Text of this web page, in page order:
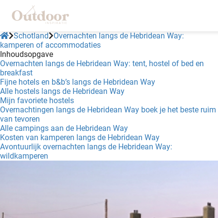
Schotland
Overnachten langs de Hebridean Way:
kamperen of accommodaties
Inhoudsopgave
Overnachten langs de Hebridean Way: tent, hostel of bed en
breakfast
Fijne hotels en b&b’s langs de Hebridean Way
Alle hostels langs de Hebridean Way
Mijn favoriete hostels
Overnachtingen langs de Hebridean Way boek je het beste ruim
van tevoren
Alle campings aan de Hebridean Way
Kosten van kamperen langs de Hebridean Way
Avontuurlijk overnachten langs de Hebridean Way:
wildkamperen
zijn